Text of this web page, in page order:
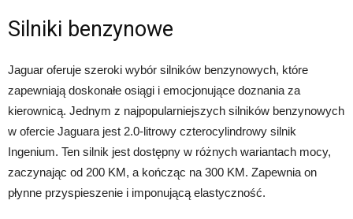
Silniki benzynowe
Jaguar oferuje szeroki wybór silników benzynowych, które
zapewniają doskonałe osiągi i emocjonujące doznania za
kierownicą. Jednym z najpopularniejszych silników benzynowych
w ofercie Jaguara jest 2.0-litrowy czterocylindrowy silnik
Ingenium. Ten silnik jest dostępny w różnych wariantach mocy,
zaczynając od 200 KM, a kończąc na 300 KM. Zapewnia on
płynne przyspieszenie i imponującą elastyczność.